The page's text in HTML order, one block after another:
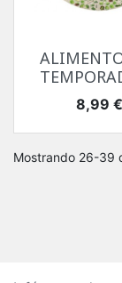
Precio
8,99 €
Mostrando 26-39